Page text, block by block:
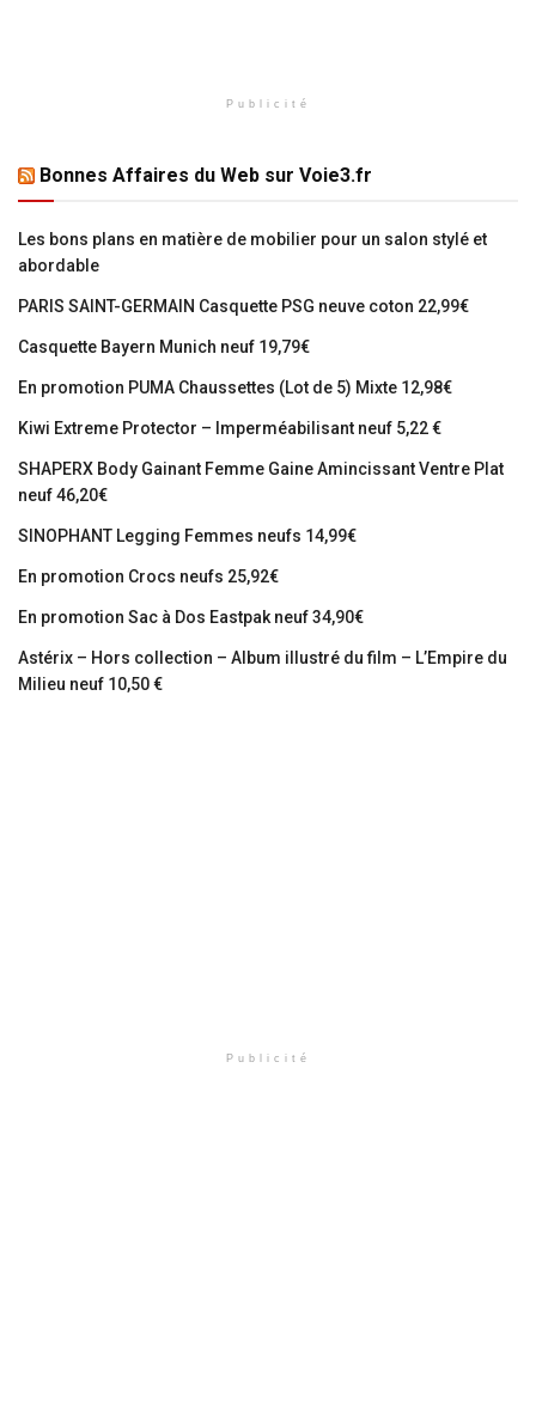
Publicité
Bonnes Affaires du Web sur Voie3.fr
Les bons plans en matière de mobilier pour un salon stylé et
abordable
PARIS SAINT-GERMAIN Casquette PSG neuve coton 22,99€
Casquette Bayern Munich neuf 19,79€
En promotion PUMA Chaussettes (Lot de 5) Mixte 12,98€
Kiwi Extreme Protector – Imperméabilisant neuf 5,22 €
SHAPERX Body Gainant Femme Gaine Amincissant Ventre Plat
neuf 46,20€
SINOPHANT Legging Femmes neufs 14,99€
En promotion Crocs neufs 25,92€
En promotion Sac à Dos Eastpak neuf 34,90€
Astérix – Hors collection – Album illustré du film – L’Empire du
Milieu neuf 10,50 €
Publicité